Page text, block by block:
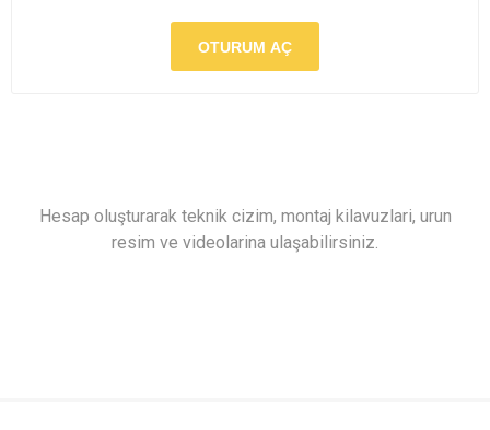
OTURUM AÇ
Hesap oluşturarak teknik cizim, montaj kilavuzlari, urun
resim ve videolarina ulaşabilirsiniz.